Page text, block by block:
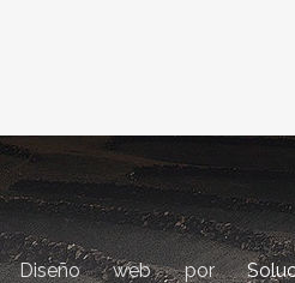
Diseño web por